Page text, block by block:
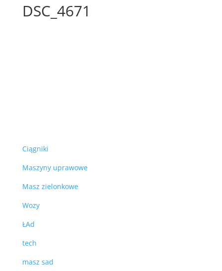
DSC_4671
Ciągniki
Maszyny uprawowe
Masz zielonkowe
Wozy
ŁAd
tech
masz sad